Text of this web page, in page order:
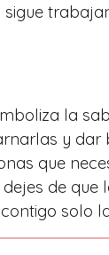
la
y dar
que
de que
solo